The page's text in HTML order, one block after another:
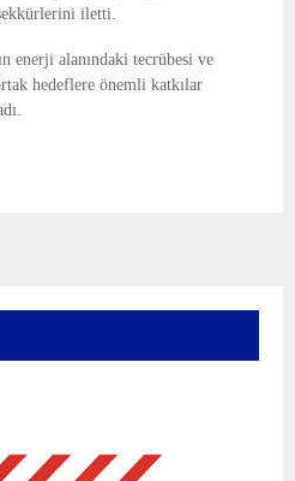
iletti.
enerji alanındaki tecrübesi ve
hedeflere önemli katkılar